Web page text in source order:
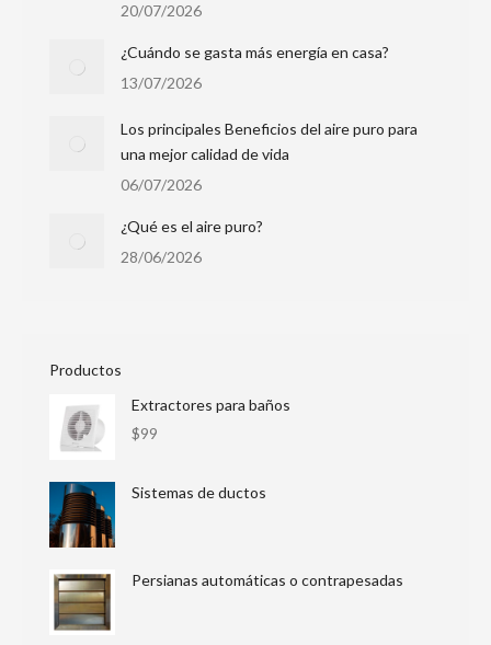
20/07/2026
¿Cuándo se gasta más energía en casa?
13/07/2026
Los principales Beneficios del aire puro para
una mejor calidad de vida
06/07/2026
¿Qué es el aire puro?
28/06/2026
Productos
Extractores para baños
$99
Sistemas de ductos
Persianas automáticas o contrapesadas